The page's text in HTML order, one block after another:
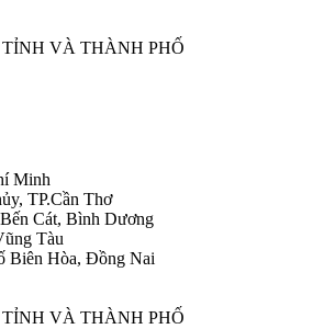
VÀ THÀNH PHỐ
Minh
TP.Cần Thơ
Cát, Bình Dương
Tàu
Biên Hòa, Đồng Nai
VÀ THÀNH PHỐ